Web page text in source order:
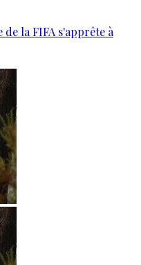
la FIFA s'apprête à